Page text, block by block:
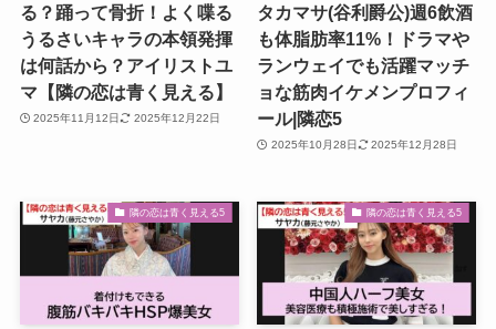
る？踊って骨折！よく喋る
うるさいキャラの本領発揮
は何話から？アイリストユ
マ【隣の恋は青く見える】
2025年11月12日 2025年12月22日
タカマサ(谷利爵公)週6飲酒
も体脂肪率11%！ドラマや
ランウェイでも活躍マッチ
ョな筋肉イケメンプロフィ
ール|隣恋5
2025年10月28日 2025年12月28日
隣の恋は青く見える5 隣の恋は青く見える5